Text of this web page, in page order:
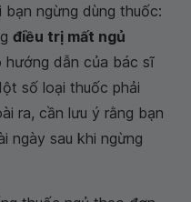
ngừng dùng thuốc:
điều trị mất ngủ
hướng dẫn của bác sĩ
số loại thuốc phải
ra, cần lưu ý rằng bạn
ngày sau khi ngừng